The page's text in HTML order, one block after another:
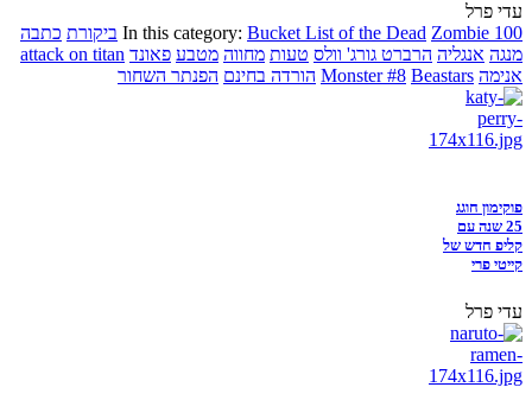
עדי פרל
In this category: Bucket List of the Dead Zombie 100 ביקורת כתבה
מנגה אנגליה הרברט גורג' וולס טעות מחווה מטבע פאונד attack on titan
אנימה
Monster #8 Beastars הורדה בחינם הפנתר השחור
פוקימון חוגג
25 שנה עם
קליפ חדש של
קייטי פרי
עדי פרל